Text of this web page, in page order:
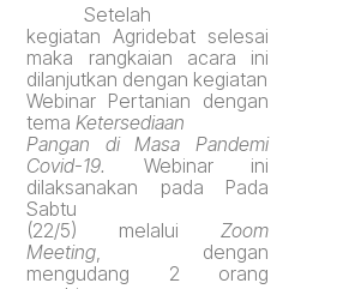
Setelah
kegiatan Agridebat selesai
maka rangkaian acara ini
dilanjutkan dengan kegiatan
Webinar Pertanian dengan
temaKetersediaan
Pangan di Masa Pandemi
Covid-19. Webinar ini
dilaksanakan pada Pada
Sabtu
(22/5) melalui Zoom
Meeting
dengan
mengudang 2 orang